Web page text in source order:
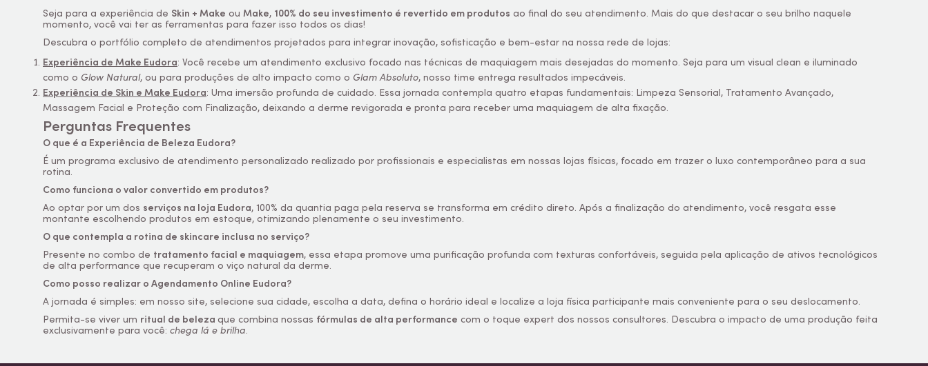
Seja para a experiência de Skin + Make ou Make, 100% do seu investimento é revertido em produtos ao final do seu atendimento. Mais do que destacar o seu brilho naquele
momento, você vai ter as ferramentas para fazer isso todos os dias!
Descubra o portfólio completo de atendimentos projetados para integrar inovação, sofisticação e bem-estar na nossa rede de lojas:
Experiência de Make Eudora: Você recebe um atendimento exclusivo focado nas técnicas de maquiagem mais desejadas do momento. Seja para um visual clean e iluminado
como o Glow Natural, ou para produções de alto impacto como o Glam Absoluto, nosso time entrega resultados impecáveis.
Experiência de Skin e Make Eudora: Uma imersão profunda de cuidado. Essa jornada contempla quatro etapas fundamentais: Limpeza Sensorial, Tratamento Avançado,
Massagem Facial e Proteção com Finalização, deixando a derme revigorada e pronta para receber uma maquiagem de alta fixação.
Perguntas Frequentes
O que é a Experiência de Beleza Eudora?
É um programa exclusivo de atendimento personalizado realizado por profissionais e especialistas em nossas lojas físicas, focado em trazer o luxo contemporâneo para a sua
rotina.
Como funciona o valor convertido em produtos?
Ao optar por um dos serviços na loja Eudora, 100% da quantia paga pela reserva se transforma em crédito direto. Após a finalização do atendimento, você resgata esse
montante escolhendo produtos em estoque, otimizando plenamente o seu investimento.
O que contempla a rotina de skincare inclusa no serviço?
Presente no combo de tratamento facial e maquiagem, essa etapa promove uma purificação profunda com texturas confortáveis, seguida pela aplicação de ativos tecnológicos
de alta performance que recuperam o viço natural da derme.
Como posso realizar o Agendamento Online Eudora?
A jornada é simples: em nosso site, selecione sua cidade, escolha a data, defina o horário ideal e localize a loja física participante mais conveniente para o seu deslocamento.
Permita-se viver um ritual de beleza que combina nossas fórmulas de alta performance com o toque expert dos nossos consultores. Descubra o impacto de uma produção feita
exclusivamente para você: chega lá e brilha.